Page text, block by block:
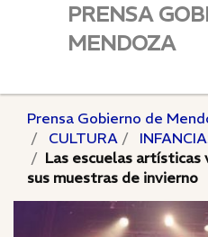
PRENSA
MENDOZA
Prensa Gobierno de
CULTURA
Las escuelas artísticas
sus muestras de invierno